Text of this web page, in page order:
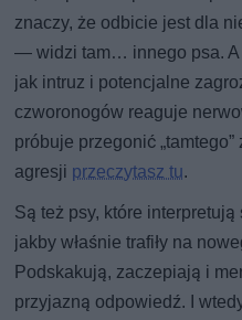
znaczy, że odbicie jest dla
— widzi tam… innego psa. A
jak intruz i potencjalne
czworonogów reaguje
próbuje przegonić
agresji przeczytasz tu.
Są też psy, które
jakby właśnie trafiły na
Podskakują, zaczepiają i
przyjazną odpowiedź. I